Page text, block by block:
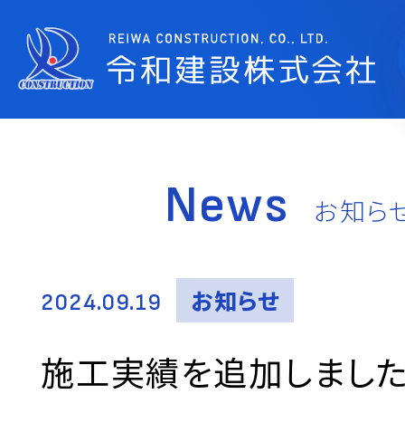
News お知ら
2024.09.19 お知らせ
施工実績を追加しまし